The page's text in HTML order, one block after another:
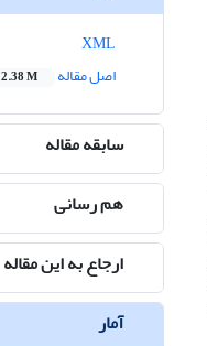
اصل مقاله
2.38 M
سابقه مقاله
هم رسانی
ارجاع به این مقاله
آمار